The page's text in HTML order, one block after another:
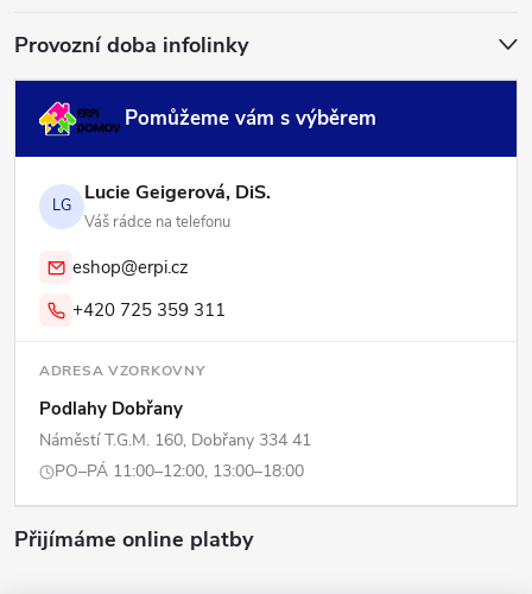
Provozní doba infolinky
Pomůžeme vám s výběrem
LG Lucie Geigerová, DiS.
Váš rádce na telefonu
eshop@erpi.cz
+420 725 359 311
ADRESA VZORKOVNY
Podlahy Dobřany
Náměstí T.G.M. 160, Dobřany 334 41
PO–PÁ 11:00–12:00, 13:00–18:00
Přijímáme online platby